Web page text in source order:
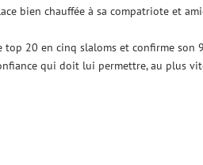
bien chauffée à sa compatriote et
20 en cinq slaloms et confirme son
qui doit lui permettre, au plus